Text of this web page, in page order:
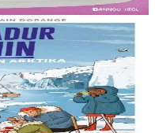
en Arktika
an hin : studiañ a ra
ur vag skiantel, ar